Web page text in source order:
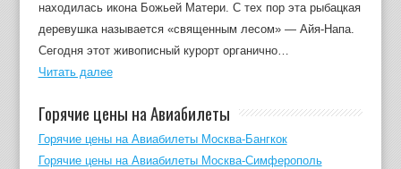
находилась икона Божьей Матери. С тех пор эта рыбацкая
деревушка называется «священным лесом» — Айя-Напа.
Сегодня этот живописный курорт органично…
Читать далее
Горячие цены на Авиабилеты
Горячие цены на Авиабилеты Москва-Бангкок
Горячие цены на Авиабилеты Москва-Симферополь